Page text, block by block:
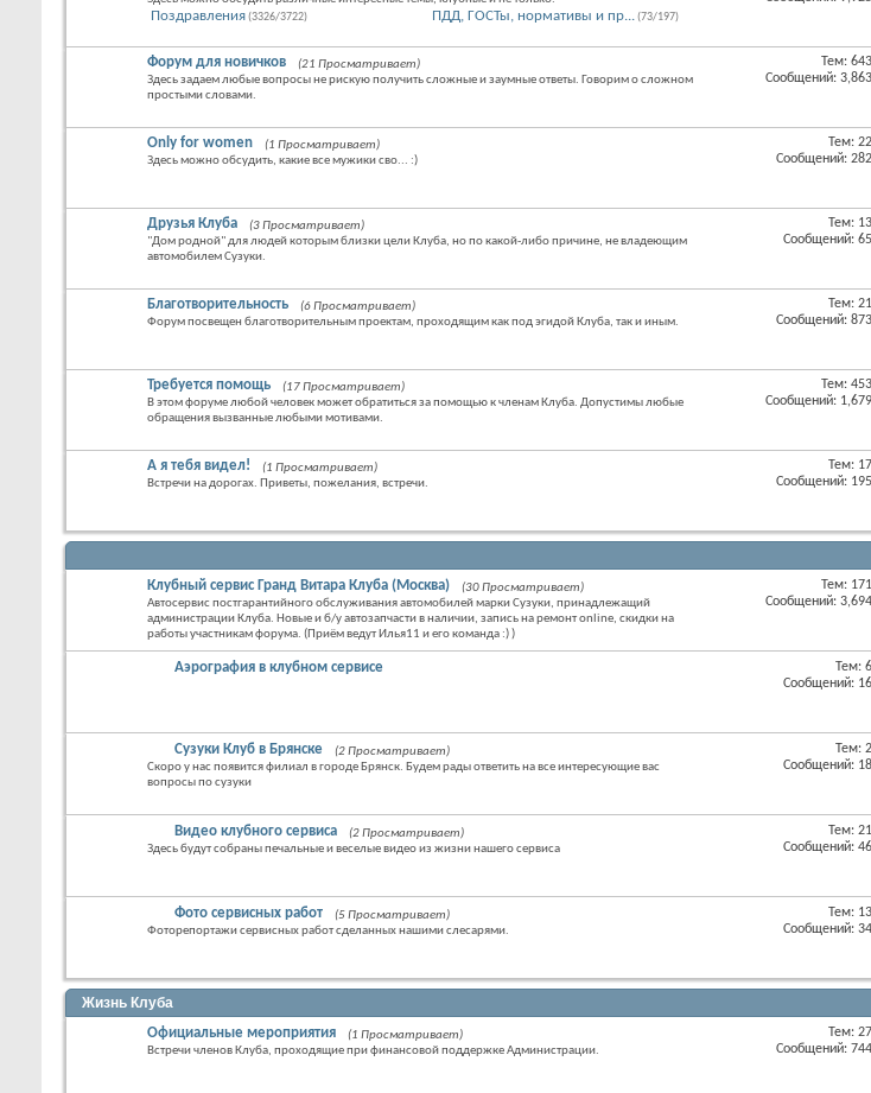
Поздравления(3326/3722) ПДД, ГОСТы, нормативы и пр...(73/197)
Форум для новичков
(21 Просматривает)
Здесь задаем любые вопросы не рискую получить сложные и заумные ответы. Говорим о сложном
простыми словами.
лента
Тем: 643
Сообщений: 3,863
Only for women
(1 Просматривает)
Здесь можно обсудить, какие все мужики сво... :)
лента
Тем: 22
Сообщений: 282
Друзья Клуба
(3 Просматривает)
"Дом родной" для людей которым близки цели Клуба, но по какой-либо причине, не владеющим
автомобилем Сузуки.
лента
Тем: 13
Сообщений: 65
Благотворительность
(6 Просматривает)
Форум посвещен благотворительным проектам, проходящим как под эгидой Клуба, так и иным.
лента
Тем: 21
Сообщений: 873
Требуется помощь
(17 Просматривает)
В этом форуме любой человек может обратиться за помощью к членам Клуба. Допустимы любые
обращения вызванные любыми мотивами.
лента
Тем: 453
Сообщений: 1,679
А я тебя видел!
(1 Просматривает)
Встречи на дорогах. Приветы, пожелания, встречи.
лента
Тем: 17
Сообщений: 195
Клубный сервис Гранд Витара Клуба (Москва)
(30 Просматривает)
Автосервис постгарантийного обслуживания автомобилей марки Сузуки, принадлежащий
администрации Клуба. Новые и б/у автозапчасти в наличии, запись на ремонт online, скидки на
работы участникам форума. (Приём ведут Илья11 и его команда :) )
лента
Тем: 171
Сообщений: 3,694
Аэрография в клубном сервисе
лента
Тем: 6
Сообщений: 16
Сузуки Клуб в Брянске
(2 Просматривает)
Скоро у нас появится филиал в городе Брянск. Будем рады ответить на все интересующие вас
вопросы по сузуки
лента
Тем: 2
Сообщений: 18
Видео клубного сервиса
(2 Просматривает)
Здесь будут собраны печальные и веселые видео из жизни нашего сервиса
лента
Тем: 21
Сообщений: 46
Фото сервисных работ
(5 Просматривает)
Фоторепортажи сервисных работ сделанных нашими слесарями.
лента
Тем: 13
Сообщений: 34
Жизнь Клуба
Официальные мероприятия
(1 Просматривает)
Встречи членов Клуба, проходящие при финансовой поддержке Администрации.
лента
Тем: 27
Сообщений: 744